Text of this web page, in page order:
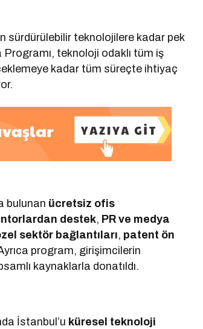
sürdürülebilir teknolojilere kadar pek
teknoloji odaklı tüm iş
kadar tüm süreçte ihtiyaç
bulunan ücretsiz ofis
destek, PR ve medya
sektör bağlantıları, patent ön
program, girişimcilerin
kaynaklarla donatıldı.
İstanbul’u küresel teknoloji